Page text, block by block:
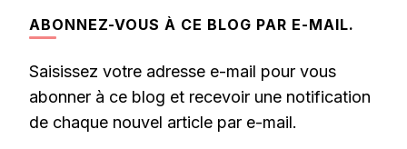
ABONNEZ-VOUS À CE BLOG PAR E-MAIL.
Saisissez votre adresse e-mail pour vous
abonner à ce blog et recevoir une notification
de chaque nouvel article par e-mail.